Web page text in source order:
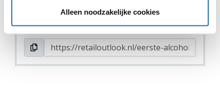
Alleen noodzakelijke cookies